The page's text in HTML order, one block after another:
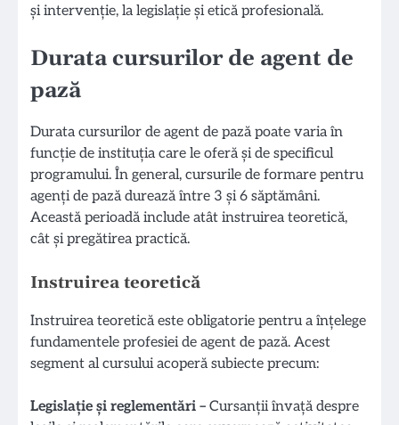
și intervenție, la legislație și etică profesională.
Durata cursurilor de agent de
pază
Durata cursurilor de agent de pază poate varia în
funcție de instituția care le oferă și de specificul
programului. În general, cursurile de formare pentru
agenți de pază durează între 3 și 6 săptămâni.
Această perioadă include atât instruirea teoretică,
cât și pregătirea practică.
Instruirea teoretică
Instruirea teoretică este obligatorie pentru a înțelege
fundamentele profesiei de agent de pază. Acest
segment al cursului acoperă subiecte precum:
Legislație și reglementări – Cursanții învață despre